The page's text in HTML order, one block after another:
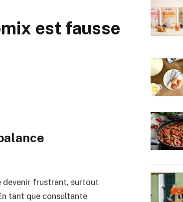
est fausse
devenir frustrant, surtout
tant que consultante